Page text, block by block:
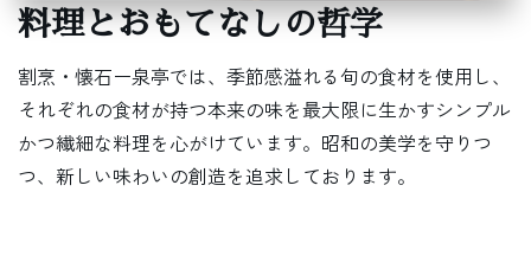
料理とおもてなしの哲学
割烹・懐石ー泉亭では、季節感溢れる旬の食材を使用し、
それぞれの食材が持つ本来の味を最大限に生かすシンプル
かつ繊細な料理を心がけています。昭和の美学を守りつ
つ、新しい味わいの創造を追求しております。